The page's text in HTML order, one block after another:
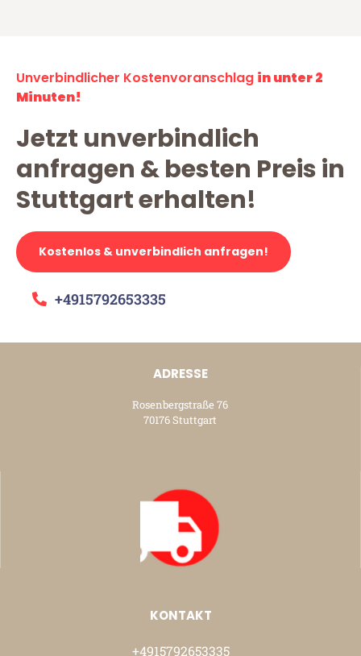
Unverbindlicher Kostenvoranschlag in unter 2
Minuten!
Jetzt unverbindlich
anfragen & besten Preis in
Stuttgart erhalten!
Kostenlos & unverbindlich anfragen!
+4915792653335
ADRESSE
Rosenbergstraße 76
70176 Stuttgart
KONTAKT
+4915792653335